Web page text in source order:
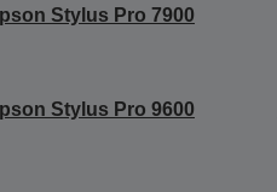
Stylus Pro 7900
Stylus Pro 9600